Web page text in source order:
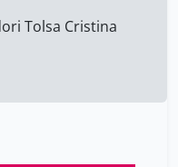
6
Tolsa Cristina